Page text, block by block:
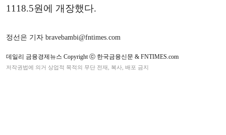
1118.5원에 개장했다.
정선은 기자 bravebambi@fntimes.com
데일리 금융경제뉴스 Copyright ⓒ 한국금융신문 & FNTIMES.com
저작권법에 의거 상업적 목적의 무단 전재, 복사, 배포 금지